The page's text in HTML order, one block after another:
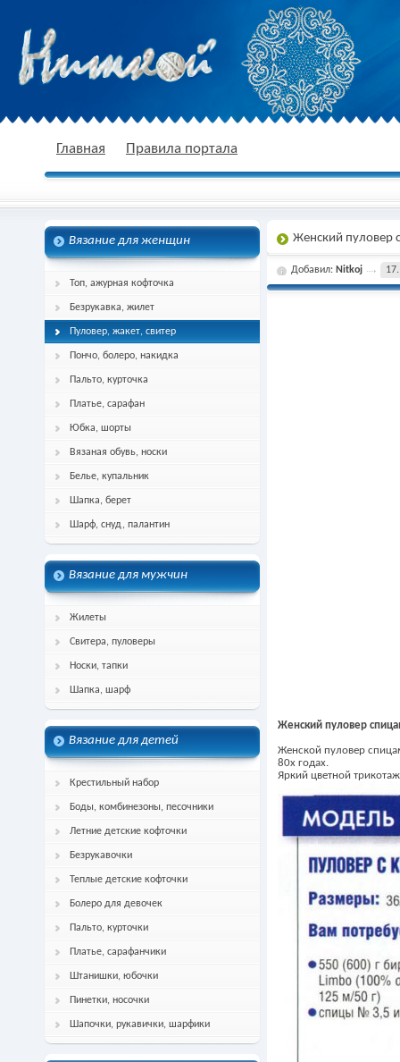
спицами, схема и описание
Главная Правила портала
Вязание для женщин
Топ, ажурная кофточка
Безрукавка, жилет
Пуловер, жакет, свитер
Пончо, болеро, накидка
Пальто, курточка
Платье, сарафан
Юбка, шорты
Вязаная обувь, носки
Белье, купальник
Шапка, берет
Шарф, снуд, палантин
Вязание для мужчин
Жилеты
Свитера, пуловеры
Носки, тапки
Шапка, шарф
Вязание для детей
Крестильный набор
Боды, комбинезоны, песочники
Летние детские кофточки
Безрукавочки
Теплые детские кофточки
Болеро для девочек
Пальто, курточки
Платье, сарафанчики
Штанишки, юбочки
Пинетки, носочки
Шапочки, рукавички, шарфики
Женский пуловер
Добавил: Nitkoj
Женский пуловер
Женской пуловер
80х годах.
Яркий цветной